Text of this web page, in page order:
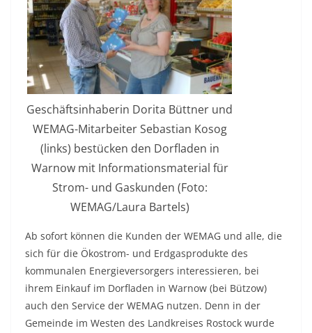
Geschäftsinhaberin Dorita Büttner und
WEMAG-Mitarbeiter Sebastian Kosog
(links) bestücken den Dorfladen in
Warnow mit Informationsmaterial für
Strom- und Gaskunden (Foto:
WEMAG/Laura Bartels)
Ab sofort können die Kunden der WEMAG und alle, die
sich für die Ökostrom- und Erdgasprodukte des
kommunalen Energieversorgers interessieren, bei
ihrem Einkauf im Dorfladen in Warnow (bei Bützow)
auch den Service der WEMAG nutzen. Denn in der
Gemeinde im Westen des Landkreises Rostock wurde